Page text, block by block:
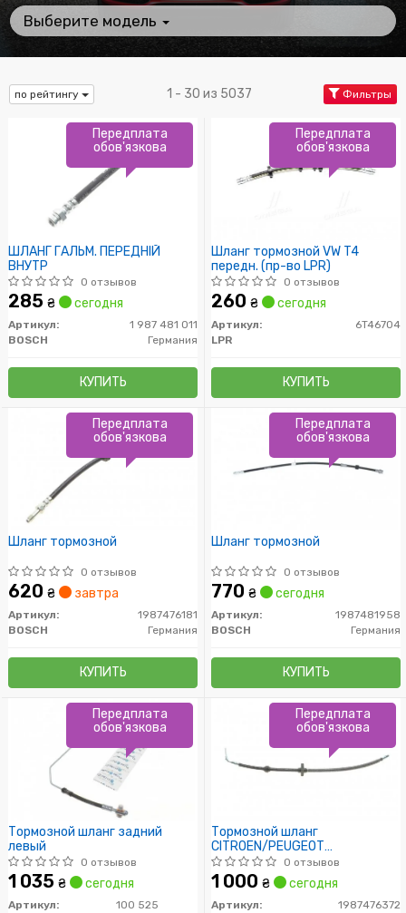
Выберите модель
по рейтингу 1 - 30 из 5037 Фильтры
ШЛАНГ ГАЛЬМ. ПЕРЕДНІЙ
ВНУТР
0 отзывов
285 ₴ сегодня
Артикул:
1 987 481 011
BOSCH
Германия
КУПИТЬ
Передплата
обов'язкова
Шланг тормозной VW T4
передн. (пр-во LPR)
0 отзывов
260 ₴ сегодня
Артикул:
6T46704
LPR
КУПИТЬ
Передплата
обов'язкова
Шланг тормозной
0 отзывов
620 ₴ завтра
Артикул:
1987476181
BOSCH
Германия
КУПИТЬ
Передплата
обов'язкова
Шланг тормозной
0 отзывов
770 ₴ сегодня
Артикул:
1987481958
BOSCH
Германия
КУПИТЬ
Передплата
обов'язкова
Тормозной шланг задний
левый
0 отзывов
1 035 ₴ сегодня
Артикул:
100 525
Передплата
обов'язкова
Тормозной шланг
CITROEN/PEUGEOT
C5/C6/407/508 RL '1,6-
3,0'04>>
0 отзывов
1 000 ₴ сегодня
Артикул:
1987476372
Передплата
обов'язкова